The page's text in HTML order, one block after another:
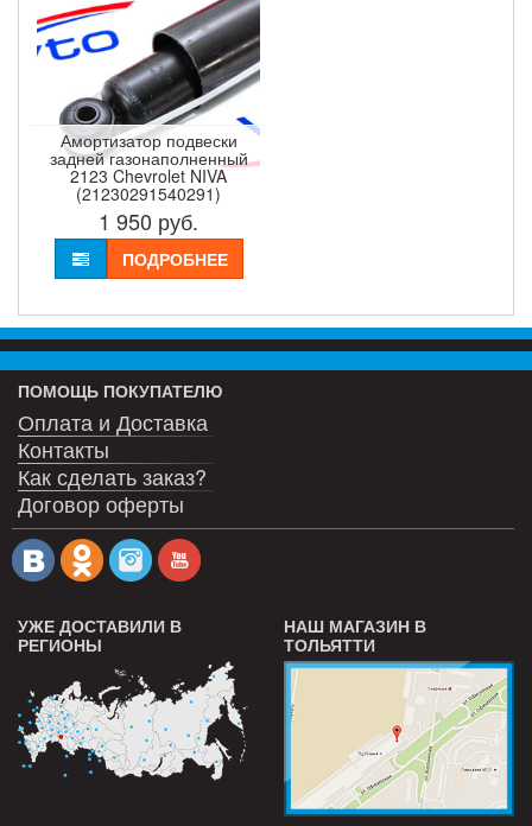
Амортизатор подвески
задней газонаполненный
2123 Chevrolet NIVA
(21230291540291)
1 950 руб.
ПОДРОБНЕЕ
ПОМОЩЬ ПОКУПАТЕЛЮ
Оплата и Доставка
Контакты
Как сделать заказ?
Договор оферты
УЖЕ ДОСТАВИЛИ В
РЕГИОНЫ
НАШ МАГАЗИН В
ТОЛЬЯТТИ